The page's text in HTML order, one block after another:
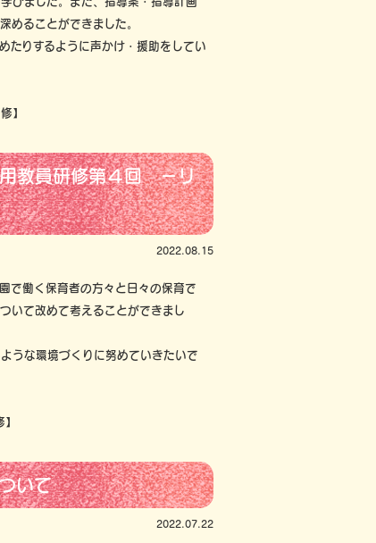
めることができました。
たりするように声かけ・援助をしてい
】
教員研修第４回 －リ
2022.08.15
で働く保育者の方々と日々の保育で
いて改めて考えることができまし
うな環境づくりに努めていきたいで
いて
2022.07.22